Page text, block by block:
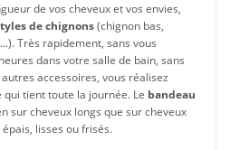
de vos cheveux et vos envies,
de chignons(chignon bas,
Très rapidement, sans vous
dans votre salle de bain, sans
accessoires, vous réalisez
tient toute la journée. Le bandeau
sur cheveux longs que sur cheveux
lisses ou frisés.